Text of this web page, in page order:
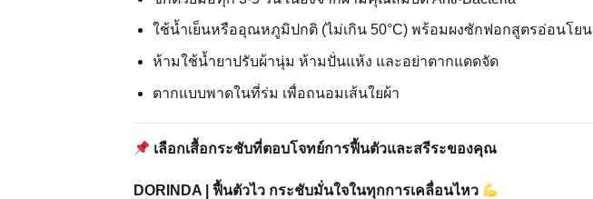
ใช้น้ำเย็นหรืออุณหภูมิปกติ (ไม่เกิน 50°C) พร้อมผงซักฟอกสูตรอ่อนโยน
ห้ามใช้น้ำยาปรับผ้านุ่ม ห้ามปั่นแห้ง และอย่าตากแดดจัด
ตากแบบพาดในที่ร่ม เพื่อถนอมเส้นใยผ้า
เลือกเสื้อกระชับที่ตอบโจทย์การฟื้นตัวและสรีระของคุณ
DORINDA | ฟื้นตัวไว กระชับมั่นใจในทุกการเคลื่อนไหว